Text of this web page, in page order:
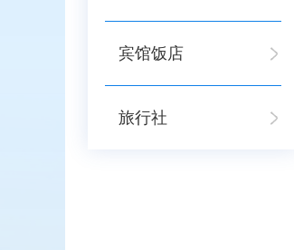
宾馆饭店
旅行社